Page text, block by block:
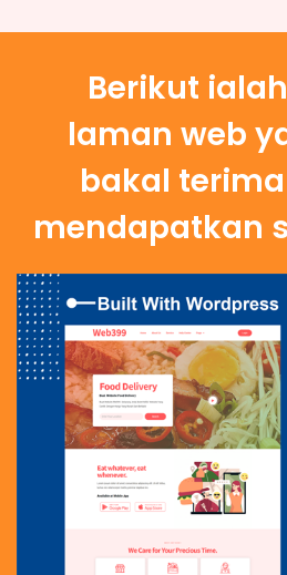
Berikut
laman web
bakal
mendapatkan